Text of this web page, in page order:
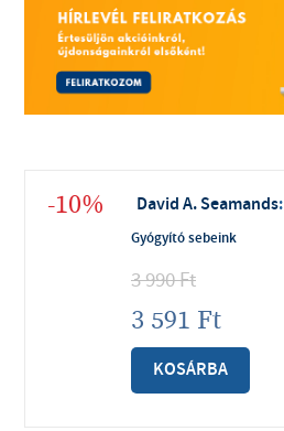
-10% David A. Seamands:
Gyógyító sebeink
3 990Ft
3 591 Ft
KOSÁRBA